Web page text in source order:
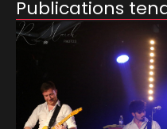
Publications